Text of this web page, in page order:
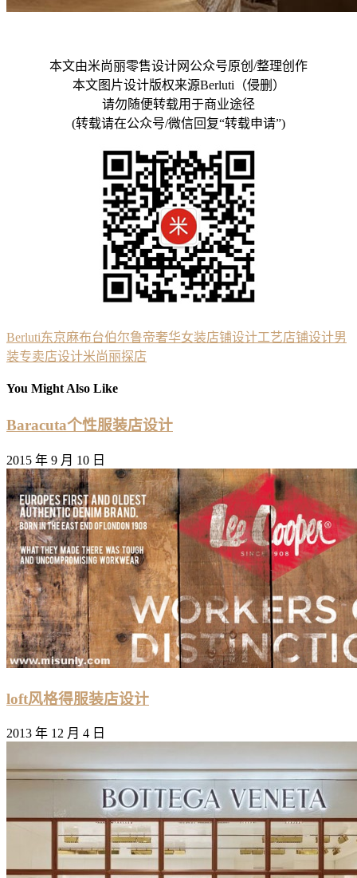
本文由米尚丽零售设计网公众号原创/整理创作
本文图片设计版权来源Berluti（侵删）
请勿随便转载用于商业途径
(转载请在公众号/微信回复“转载申请”)
Berluti东京麻布台伯尔鲁帝奢华女装店铺设计工艺店铺设计男
装专卖店设计米尚丽探店
You Might Also Like
Baracuta个性服装店设计
2015 年 9 月 10 日
loft风格得服装店设计
2013 年 12 月 4 日